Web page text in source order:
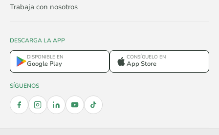
Trabaja con nosotros
DESCARGA LA APP
DISPONIBLE EN
Google Play
CONSÍGUELO EN
App Store
SÍGUENOS